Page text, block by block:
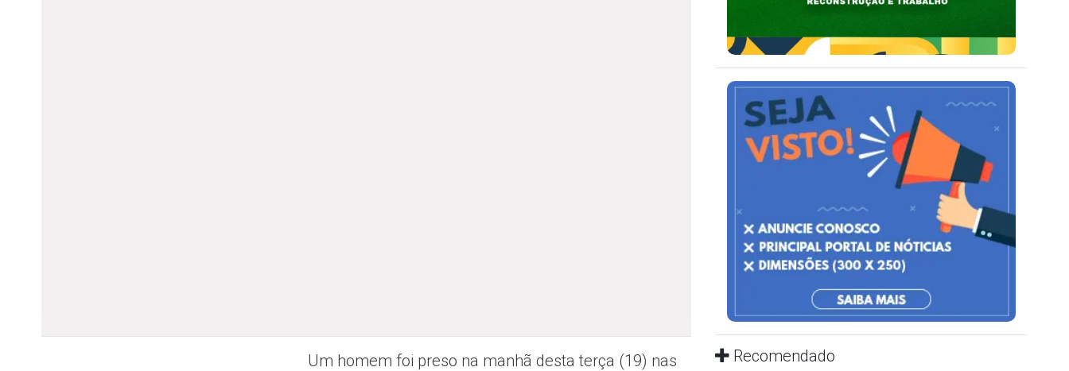
Um homem foi preso na manhã desta terça (19) nas
Recomendado